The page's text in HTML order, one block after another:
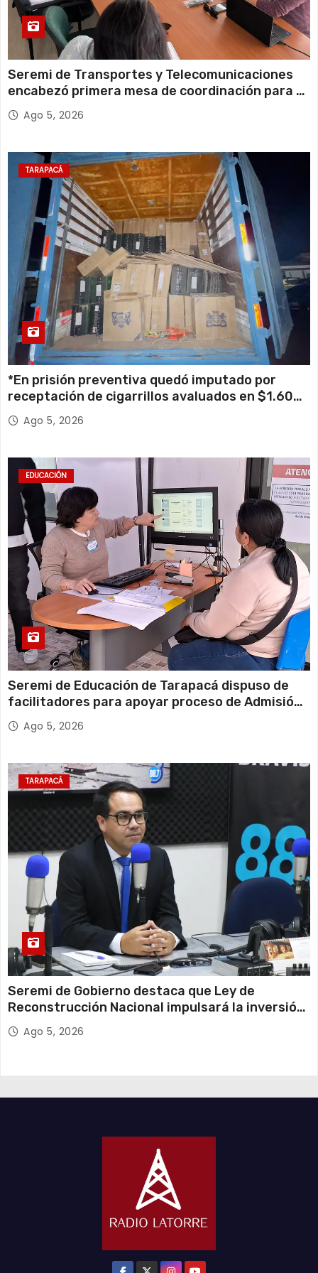
Seremi de Transportes y Telecomunicaciones
encabezó primera mesa de coordinación para el
retiro de cables en desuso en Iquique
Ago 5, 2026
TARAPACÁ
*En prisión preventiva quedó imputado por
receptación de cigarrillos avaluados en $1.600
millones*
Ago 5, 2026
EDUCACIÓN
Seremi de Educación de Tarapacá dispuso de
facilitadores para apoyar proceso de Admisión
Escolar 2027
Ago 5, 2026
TARAPACÁ
Seremi de Gobierno destaca que Ley de
Reconstrucción Nacional impulsará la inversión
y el empleo en Tarapacá
Ago 5, 2026